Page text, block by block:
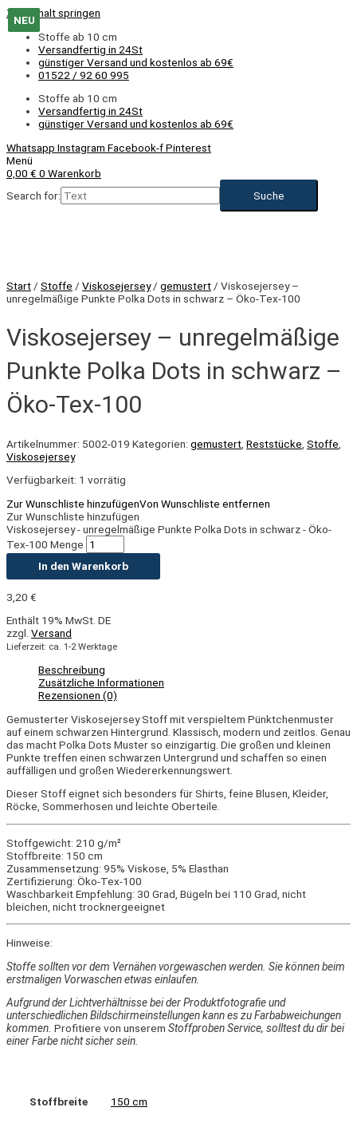
Zum Inhalt springen
Stoffe ab 10 cm
Versandfertig in 24St
günstiger Versand und kostenlos ab 69€
01522 / 92 60 995
Stoffe ab 10 cm
Versandfertig in 24St
günstiger Versand und kostenlos ab 69€
Whatsapp Instagram Facebook-fPinterest
Menü
0,00 € 0 Warenkorb
Search for:
Start / Stoffe / Viskosejersey/ gemustert / Viskosejersey –
unregelmäßige Punkte Polka Dots in schwarz – Öko-Tex-100
Viskosejersey – unregelmäßige
Punkte Polka Dots in schwarz –
Öko-Tex-100
Artikelnummer: 5002-019 Kategorien: gemustert Reststücke Stoffe
Viskosejersey
Verfügbarkeit: 1 vorrätig
Zur Wunschliste hinzufügenVon Wunschliste entfernen
Zur Wunschliste hinzufügen
Viskosejersey - unregelmäßige Punkte Polka Dots in schwarz - Öko-
Tex-100 Menge
In den Warenkorb
3,20 €
Enthält 19% MwSt. DE
zzgl. Versand
Lieferzeit: ca. 1-2 Werktage
Beschreibung
Zusätzliche Informationen
Rezensionen (0)
Gemusterter Viskosejersey Stoff mit verspieltem Pünktchenmuster
auf einem schwarzen Hintergrund. Klassisch, modern und zeitlos. Genau
das macht Polka Dots Muster so einzigartig. Die großen und kleinen
Punkte treffen einen schwarzen Untergrund und schaffen so einen
auffälligen und großen Wiedererkennungswert.
Dieser Stoff eignet sich besonders für Shirts, feine Blusen, Kleider,
Röcke, Sommerhosen und leichte Oberteile.
Stoffgewicht: 210 g/m²
Stoffbreite: 150 cm
Zusammensetzung: 95% Viskose, 5% Elasthan
Zertifizierung: Öko-Tex-100
Waschbarkeit Empfehlung: 30 Grad, Bügeln bei 110 Grad, nicht
bleichen, nicht trocknergeeignet
Hinweise:
Stoffe sollten vor dem Vernähen vorgewaschen werden. Sie können beim
erstmaligen Vorwaschen etwas einlaufen.
Aufgrund der Lichtverhältnisse bei der Produktfotografie und
unterschiedlichen Bildschirmeinstellungen kann es zu Farbabweichungen
kommen. Profitiere von unserem Stoffproben Service, solltest du dir bei
einer Farbe nicht sicher sein.
Stoffbreite 150 cm
NEU
NEU
NEU
NEU
NEU
NEU
NEU